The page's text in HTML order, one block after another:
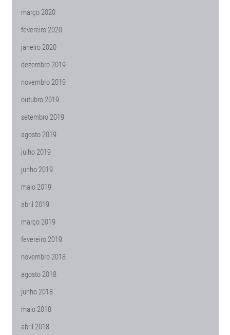
março 2020
fevereiro 2020
janeiro 2020
dezembro 2019
novembro 2019
outubro 2019
setembro 2019
agosto 2019
julho 2019
junho 2019
maio 2019
abril 2019
março 2019
fevereiro 2019
novembro 2018
agosto 2018
junho 2018
maio 2018
abril 2018